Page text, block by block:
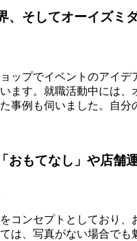
、そしてオーイズミ
ップでイベントのアイ
ます。就職活動中には
事例も伺いました。自
おもてなし」や店舗
コンセプトとしており
は、写真がない場合で